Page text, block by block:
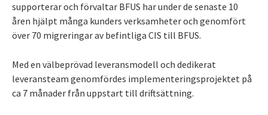
supporterar och förvaltar BFUS har under de senaste 10
åren hjälpt många kunders verksamheter och genomfört
över 70 migreringar av befintliga CIS till BFUS.
Med en välbeprövad leveransmodell och dedikerat
leveransteam genomfördes implementeringsprojektet på
ca 7 månader från uppstart till driftsättning.